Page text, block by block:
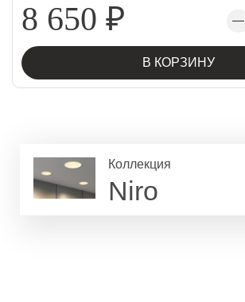
8 650 ₽
В КОРЗИНУ
Коллекция
Niro